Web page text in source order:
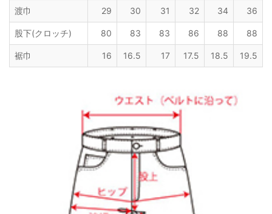
渡巾 29 30 31 32 34 36
股下(クロッチ) 80 83 83 86 88 88
裾巾 16 16.5 17 17.5 18.5 19.5